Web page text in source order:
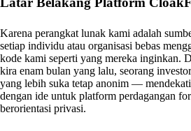
Karena perangkat lunak kami adalah
setiap individu atau organisasi bebas
kode kami seperti yang mereka inginkan.
kira enam bulan yang lalu, seorang
yang lebih suka tetap anonim —
dengan ide untuk platform perdagangan
berorientasi privasi.